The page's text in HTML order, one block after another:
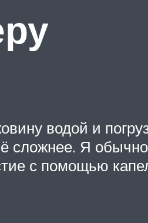
водой и
сложнее. Я
с помощью